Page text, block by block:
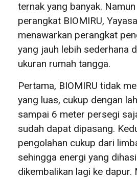
ternak yang banyak.
perangkat BIOMIRU,
menawarkan perangkat
yang jauh lebih sederhana
ukuran rumah tangga.
Pertama, BIOMIRU tidak
yang luas, cukup dengan
sampai 6 meter persegi
sudah dapat dipasang.
pengolahan cukup dari
sehingga energi yang
dikembalikan lagi ke dapur.